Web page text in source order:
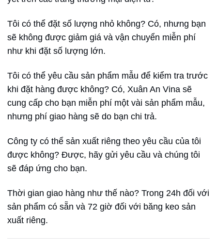
Tôi có thể đặt số lượng nhỏ không? Có, nhưng bạn
sẽ không được giảm giá và vận chuyển miễn phí
như khi đặt số lượng lớn.
Tôi có thể yêu cầu sản phẩm mẫu để kiểm tra trước
khi đặt hàng được không? Có, Xuân An Vina sẽ
cung cấp cho bạn miễn phí một vài sản phẩm mẫu,
nhưng phí giao hàng sẽ do bạn chi trả.
Công ty có thể sản xuất riêng theo yêu cầu của tôi
được không? Được, hãy gửi yêu cầu và chúng tôi
sẽ đáp ứng cho bạn.
Thời gian giao hàng như thế nào? Trong 24h đối với
sản phẩm có sẵn và 72 giờ đối với băng keo sản
xuất riêng.